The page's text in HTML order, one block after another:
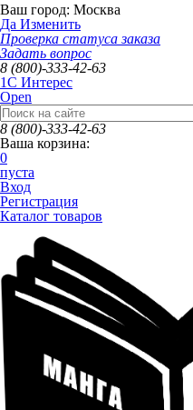
Ваш город: Москва
Да Изменить
Проверка статуса заказа
Задать вопрос
8 (800)-333-42-63
1C Интерес
Open
8 (800)-333-42-63
Ваша корзина:
0
пуста
Вход
Регистрация
Каталог товаров